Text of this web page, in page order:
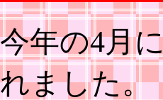
今年の4月
れました。